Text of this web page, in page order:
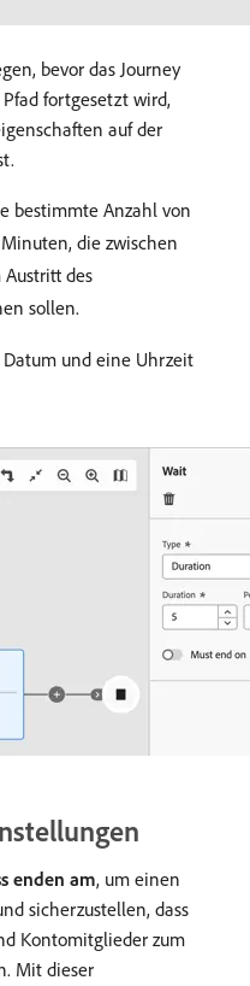
bevor das Journey
fortgesetzt wird,
auf der
bestimmte Anzahl von
die zwischen
des
sollen.
und eine Uhrzeit
enden am, um einen
sicherzustellen, dass
Kontomitglieder zum
Mit dieser